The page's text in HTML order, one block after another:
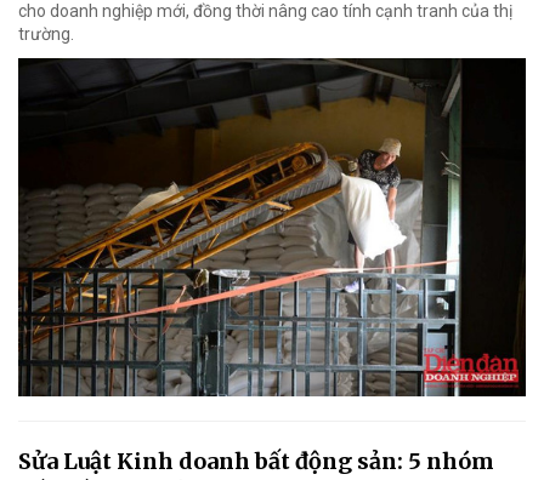
cho doanh nghiệp mới, đồng thời nâng cao tính cạnh tranh của thị
trường.
Sửa Luật Kinh doanh bất động sản: 5 nhóm